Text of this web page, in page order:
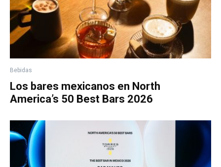
Bebidas
Los bares mexicanos en North
America’s 50 Best Bars 2026